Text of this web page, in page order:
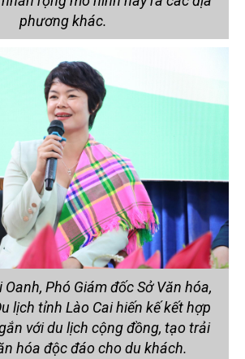
phương khác.
Oanh, Phó Giám đốc Sở Văn hóa,
lịch tỉnh Lào Cai hiến kế kết hợp
với du lịch cộng đồng, tạo trải
hóa độc đáo cho du khách.